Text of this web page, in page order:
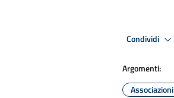
Condividi
Argomenti:
Associazioni